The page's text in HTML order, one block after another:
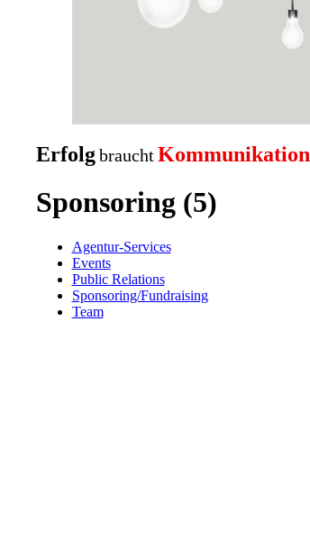
Erfolg braucht Kommunikation
Sponsoring (5)
Agentur-Services
Events
Public Relations
Sponsoring/Fundraising
Team